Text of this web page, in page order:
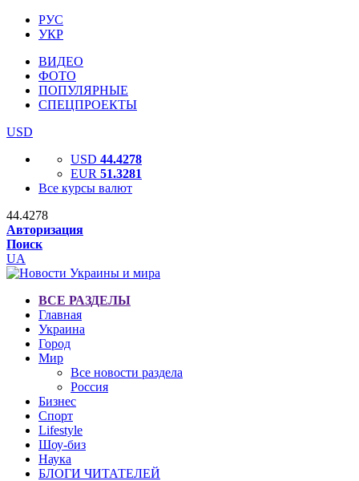
РУС
УКР
ВИДЕО
ФОТО
ПОПУЛЯРНЫЕ
СПЕЦПРОЕКТЫ
USD
USD 44.4278
EUR 51.3281
Все курсы валют
44.4278
Авторизация
Поиск
UA
ВСЕ РАЗДЕЛЫ
Главная
Украина
Город
Мир
Все новости раздела
Россия
Бизнес
Спорт
Lifestyle
Шоу-биз
Наука
БЛОГИ ЧИТАТЕЛЕЙ